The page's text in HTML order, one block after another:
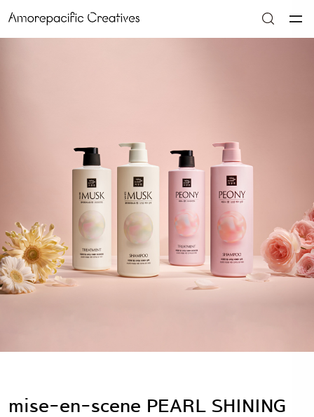
mise-en-scene PEARL SHINING